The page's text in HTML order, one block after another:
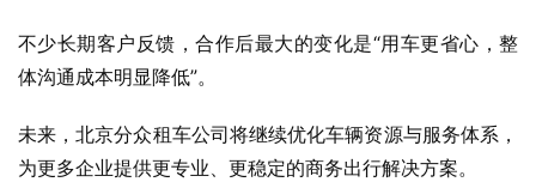
不少长期客户反馈，合作后最大的变化是“用车更省心，整
体沟通成本明显降低”。
未来，北京分众租车公司将继续优化车辆资源与服务体系，
为更多企业提供更专业、更稳定的商务出行解决方案。